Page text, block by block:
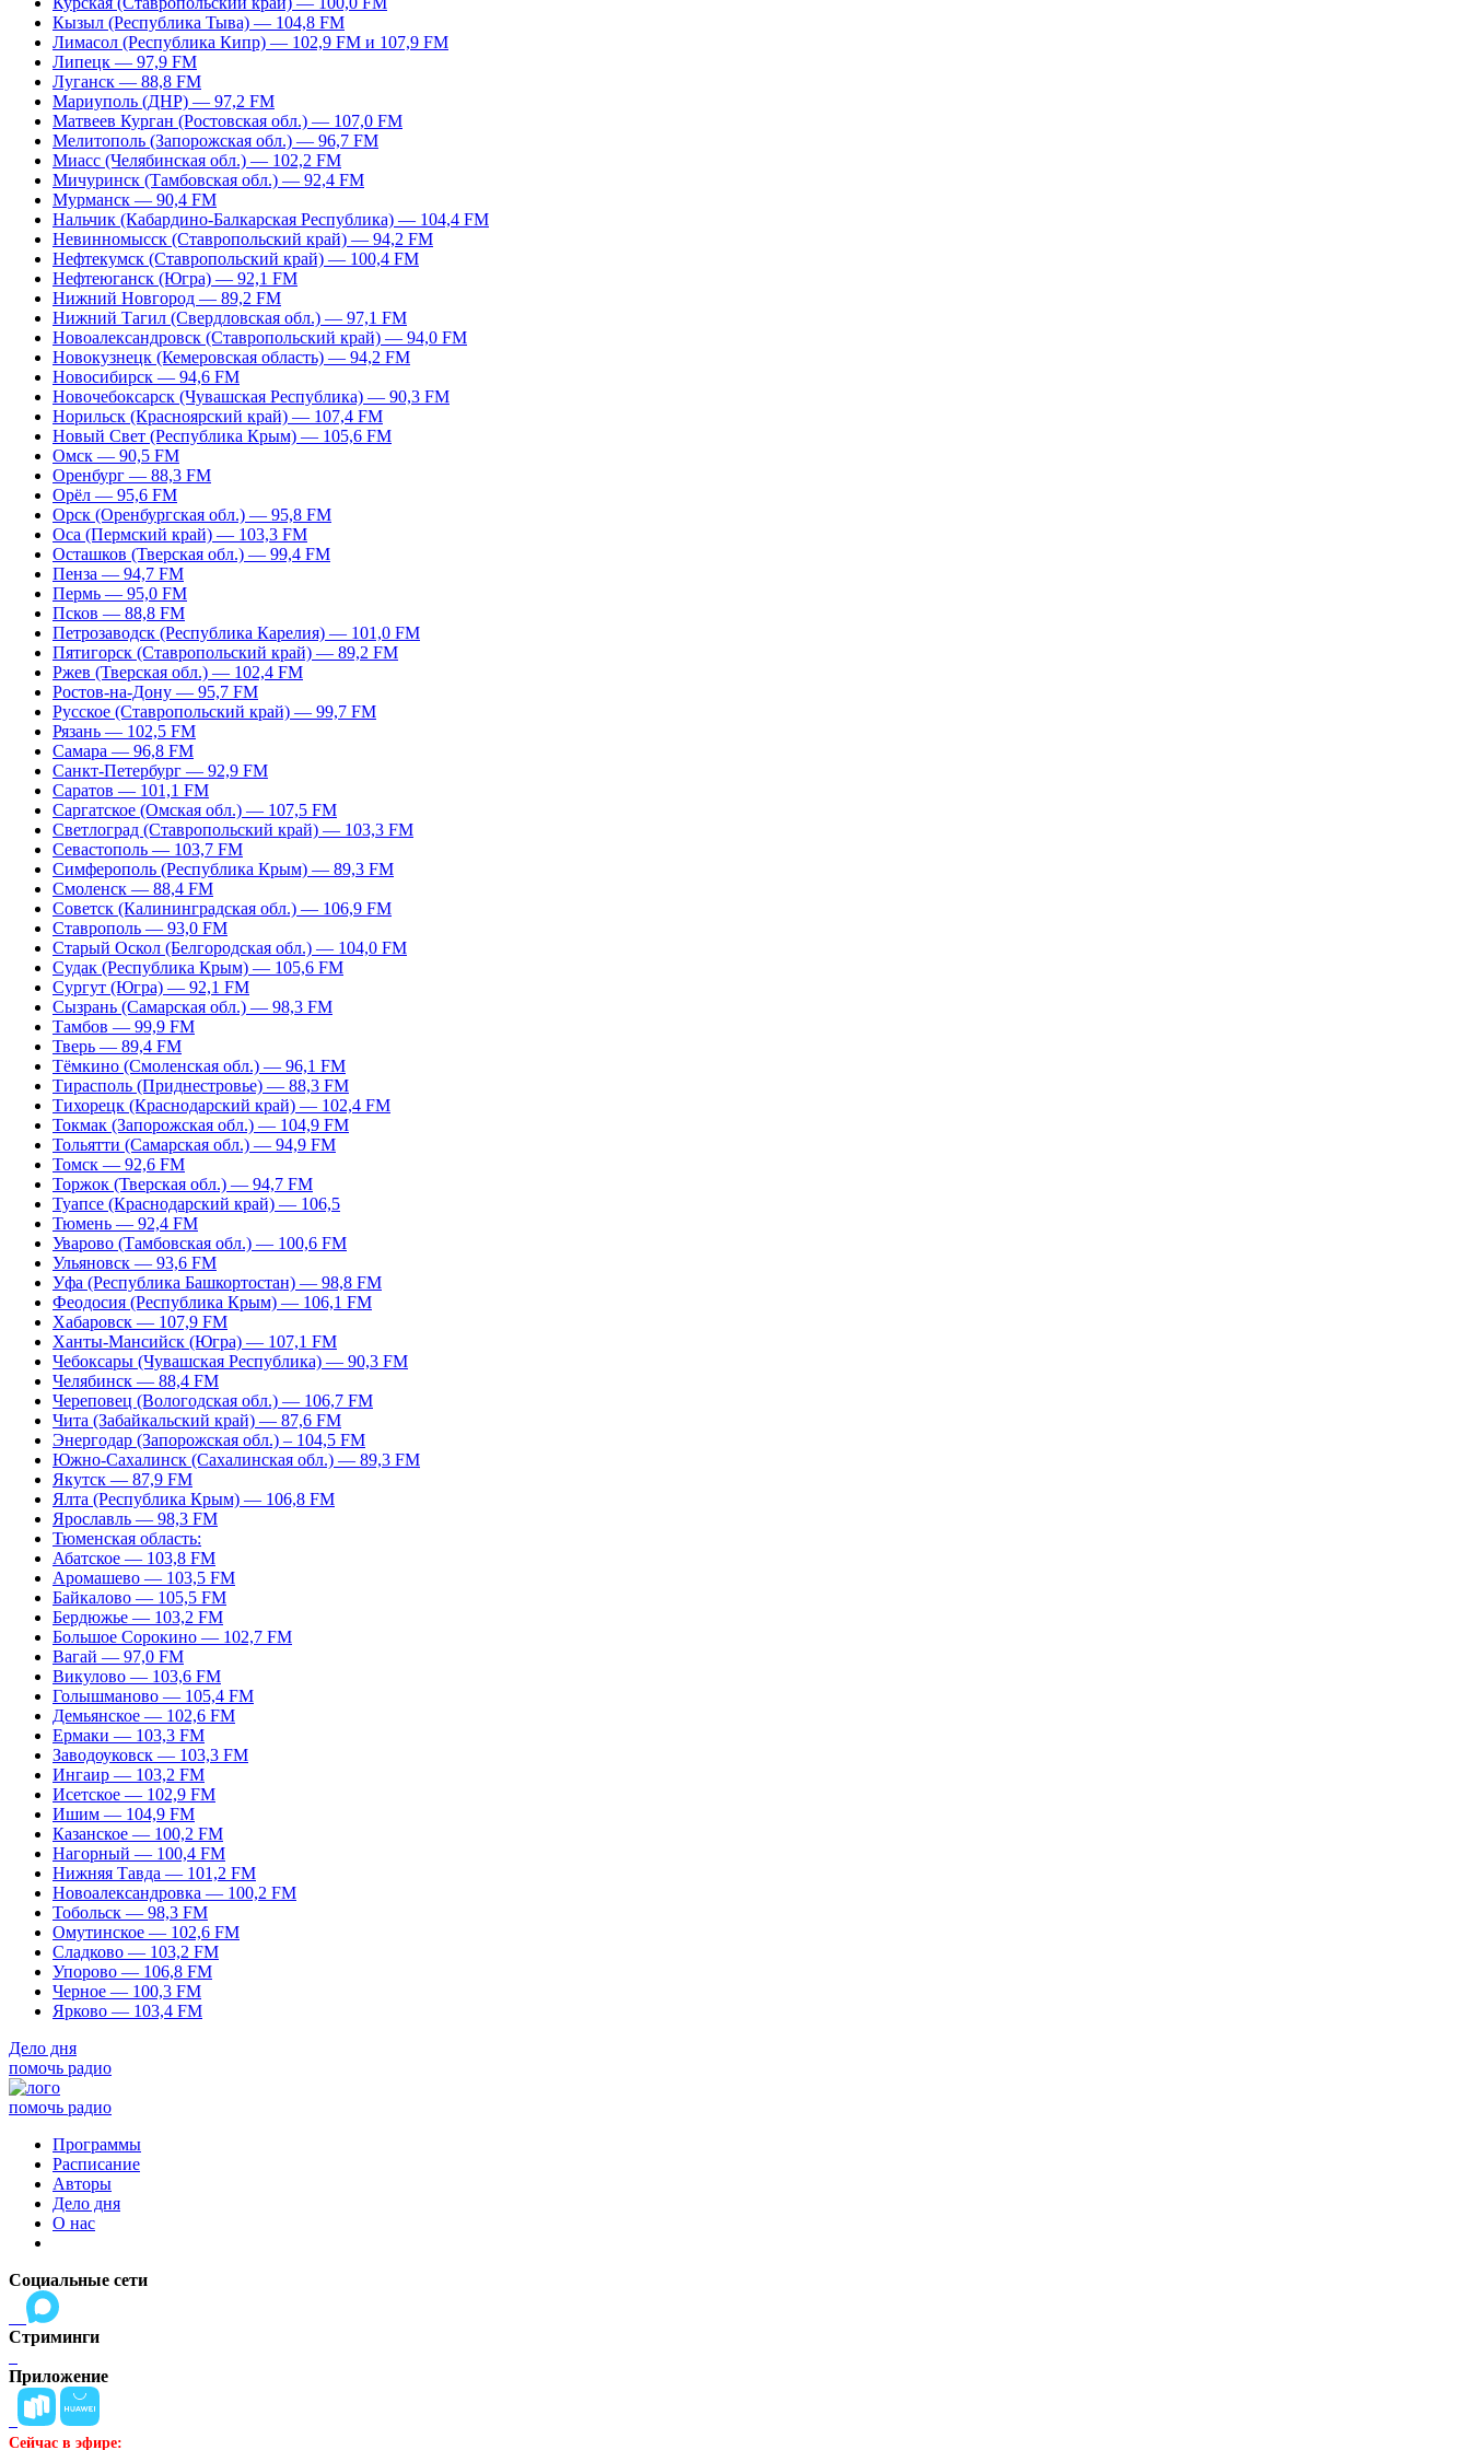
Кызыл (Республика Тыва) — 104,8 FM
Лимасол (Республика Кипр) — 102,9 FM и 107,9 FM
Липецк — 97,9 FM
Луганск — 88,8 FM
Мариуполь (ДНР) — 97,2 FM
Матвеев Курган (Ростовская обл.) — 107,0 FM
Мелитополь (Запорожская обл.) — 96,7 FM
Миасс (Челябинская обл.) — 102,2 FM
Мичуринск (Тамбовская обл.) — 92,4 FM
Мурманск — 90,4 FM
Нальчик (Кабардино-Балкарская Республика) — 104,4 FM
Невинномысск (Ставропольский край) — 94,2 FM
Нефтекумск (Ставропольский край) — 100,4 FM
Нефтеюганск (Югра) — 92,1 FM
Нижний Новгород — 89,2 FM
Нижний Тагил (Свердловская обл.) — 97,1 FM
Новоалександровск (Ставропольский край) — 94,0 FM
Новокузнецк (Кемеровская область) — 94,2 FM
Новосибирск — 94,6 FM
Новочебоксарск (Чувашская Республика) — 90,3 FM
Норильск (Красноярский край) — 107,4 FM
Новый Свет (Республика Крым) — 105,6 FM
Омск — 90,5 FM
Оренбург — 88,3 FM
Орёл — 95,6 FM
Орск (Оренбургская обл.) — 95,8 FM
Оса (Пермский край) — 103,3 FM
Осташков (Тверская обл.) — 99,4 FM
Пенза — 94,7 FM
Пермь — 95,0 FM
Псков — 88,8 FM
Петрозаводск (Республика Карелия) — 101,0 FM
Пятигорск (Ставропольский край) — 89,2 FM
Ржев (Тверская обл.) — 102,4 FM
Ростов-на-Дону — 95,7 FM
Русское (Ставропольский край) — 99,7 FM
Рязань — 102,5 FM
Самара — 96,8 FM
Санкт-Петербург — 92,9 FM
Саратов — 101,1 FM
Саргатское (Омская обл.) — 107,5 FM
Светлоград (Ставропольский край) — 103,3 FM
Севастополь — 103,7 FM
Симферополь (Республика Крым) — 89,3 FM
Смоленск — 88,4 FM
Советск (Калининградская обл.) — 106,9 FM
Ставрополь — 93,0 FM
Старый Оскол (Белгородская обл.) — 104,0 FM
Судак (Республика Крым) — 105,6 FM
Сургут (Югра) — 92,1 FM
Сызрань (Самарская обл.) — 98,3 FM
Тамбов — 99,9 FM
Тверь — 89,4 FM
Тёмкино (Смоленская обл.) — 96,1 FM
Тирасполь (Приднестровье) — 88,3 FM
Тихорецк (Краснодарский край) — 102,4 FM
Токмак (Запорожская обл.) — 104,9 FM
Тольятти (Самарская обл.) — 94,9 FM
Томск — 92,6 FM
Торжок (Тверская обл.) — 94,7 FM
Туапсе (Краснодарский край) — 106,5
Тюмень — 92,4 FM
Уварово (Тамбовская обл.) — 100,6 FM
Ульяновск — 93,6 FM
Уфа (Республика Башкортостан) — 98,8 FM
Феодосия (Республика Крым) — 106,1 FM
Хабаровск — 107,9 FM
Ханты-Мансийск (Югра) — 107,1 FM
Чебоксары (Чувашская Республика) — 90,3 FM
Челябинск — 88,4 FM
Череповец (Вологодская обл.) — 106,7 FM
Чита (Забайкальский край) — 87,6 FM
Энергодар (Запорожская обл.) – 104,5 FM
Южно-Сахалинск (Сахалинская обл.) — 89,3 FM
Якутск — 87,9 FM
Ялта (Республика Крым) — 106,8 FM
Ярославль — 98,3 FM
Тюменская область:
Абатское — 103,8 FM
Аромашево — 103,5 FM
Байкалово — 105,5 FM
Бердюжье — 103,2 FM
Большое Сорокино — 102,7 FM
Вагай — 97,0 FM
Викулово — 103,6 FM
Голышманово — 105,4 FM
Демьянское — 102,6 FM
Ермаки — 103,3 FM
Заводоуковск — 103,3 FM
Ингаир — 103,2 FM
Исетское — 102,9 FM
Ишим — 104,9 FM
Казанское — 100,2 FM
Нагорный — 100,4 FM
Нижняя Тавда — 101,2 FM
Новоалександровка — 100,2 FM
Тобольск — 98,3 FM
Омутинское — 102,6 FM
Сладково — 103,2 FM
Упорово — 106,8 FM
Черное — 100,3 FM
Ярково — 103,4 FM
Дело дня
помочь радио
помочь радио
Программы
Расписание
Авторы
Дело дня
О нас
Социальные сети
Стриминги
Приложение
Сейчас в эфире: